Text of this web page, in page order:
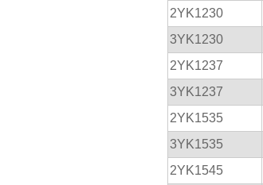
2YK1230
3YK1230
2YK1237
3YK1237
2YK1535
3YK1535
2YK1545